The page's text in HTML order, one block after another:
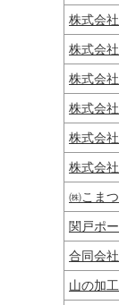
株式会
株式会
株式会
株式会社
株式会
株式会
㈱こま
関戸ポ
合同会
山の加